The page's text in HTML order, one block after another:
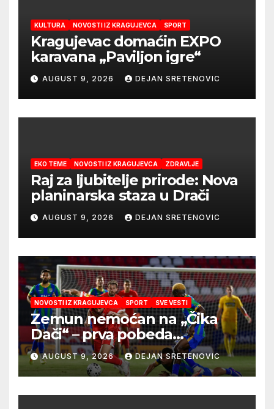
KULTURA NOVOSTI IZ KRAGUJEVCA SPORT
Kragujevac domaćin EXPO
karavana „Paviljon igre“
AUGUST 9, 2026 DEJAN SRETENOVIC
EKO TEME NOVOSTI IZ KRAGUJEVCA ZDRAVLJE
Raj za ljubitelje prirode: Nova
planinarska staza u Drači
AUGUST 9, 2026 DEJAN SRETENOVIC
NOVOSTI IZ KRAGUJEVCA SPORT SVE VESTI
Zemun nemoćan na „Čika
Dači“ – prva pobeda
Radničkog u drugom
mandatu Feđe Dudića
AUGUST 9, 2026 DEJAN SRETENOVIC